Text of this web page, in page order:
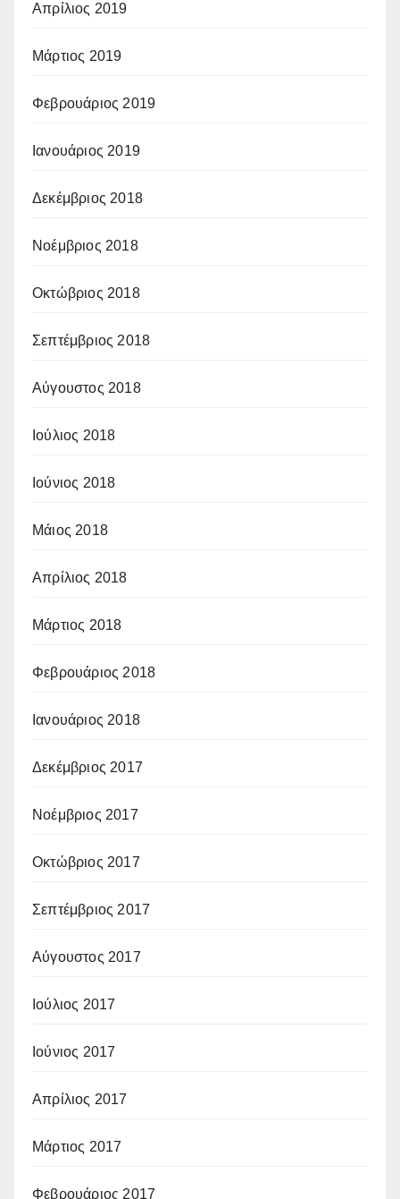
Απρίλιος 2019
Μάρτιος 2019
Φεβρουάριος 2019
Ιανουάριος 2019
Δεκέμβριος 2018
Νοέμβριος 2018
Οκτώβριος 2018
Σεπτέμβριος 2018
Αύγουστος 2018
Ιούλιος 2018
Ιούνιος 2018
Μάιος 2018
Απρίλιος 2018
Μάρτιος 2018
Φεβρουάριος 2018
Ιανουάριος 2018
Δεκέμβριος 2017
Νοέμβριος 2017
Οκτώβριος 2017
Σεπτέμβριος 2017
Αύγουστος 2017
Ιούλιος 2017
Ιούνιος 2017
Απρίλιος 2017
Μάρτιος 2017
Φεβρουάριος 2017